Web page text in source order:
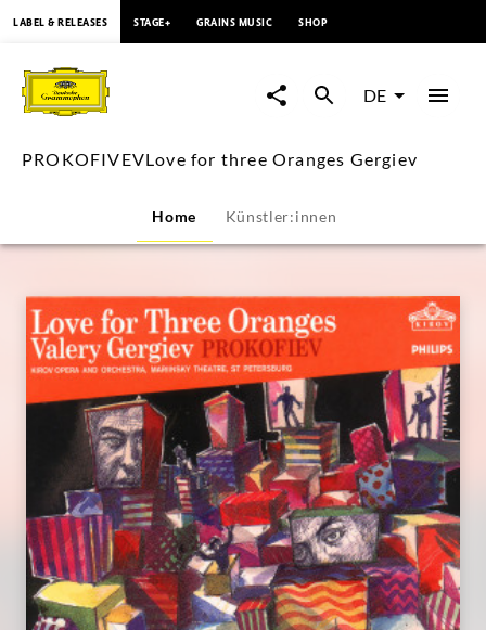
PROKOFIVEVLove
for
three
Gergiev
Deutsche
Grammophon
LABEL & RELEASES STAGE+ GRAINS MUSIC SHOP
DE
PROKOFIVEVLove for three Oranges Gergiev
Home Künstler:innen